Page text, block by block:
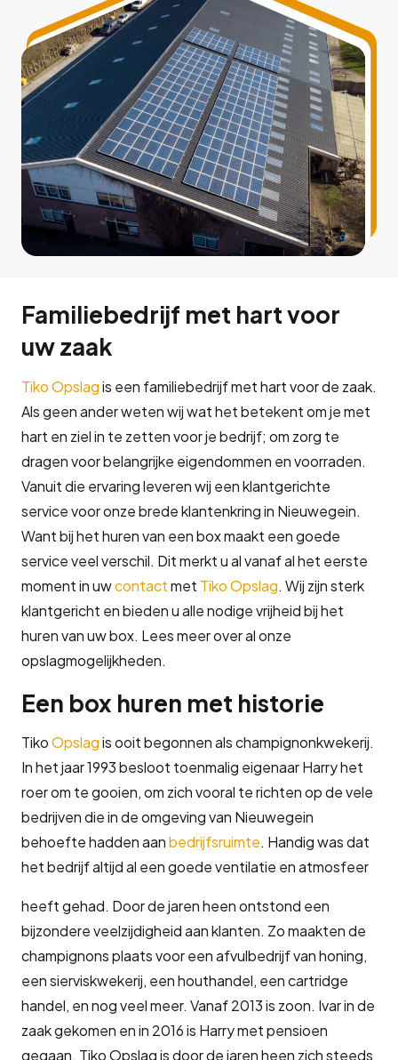
Familiebedrijf met hart voor
uw zaak
Tiko Opslagis een familiebedrijf met hart voor de zaak.
Als geen ander weten wij wat het betekent om je met
hart en ziel in te zetten voor je bedrijf; om zorg te
dragen voor belangrijke eigendommen en voorraden.
Vanuit die ervaring leveren wij een klantgerichte
service voor onze brede klantenkring in Nieuwegein.
Want bij het huren van een box maakt een goede
service veel verschil. Dit merkt u al vanaf al het eerste
moment in uwcontactmet Tiko Opslag. Wij zijn sterk
klantgericht en bieden u alle nodige vrijheid bij het
huren van uw box. Lees meer over al onze
opslagmogelijkheden.
Een box huren met historie
TikoOpslagis ooit begonnen als champignonkwekerij.
In het jaar 1993 besloot toenmalig eigenaar Harry het
roer om te gooien, om zich vooral te richten op de vele
bedrijven die in de omgeving van Nieuwegein
behoefte hadden aanbedrijfsruimte. Handig was dat
het bedrijf altijd al een goede ventilatie en atmosfeer
heeft gehad. Door de jaren heen ontstond een
bijzondere veelzijdigheid aan klanten. Zo maakten de
champignons plaats voor een afvulbedrijf van honing,
een sierviskwekerij, een houthandel, een cartridge
handel, en nog veel meer. Vanaf 2013 is zoon. Ivar in de
zaak gekomen en in 2016 is Harry met pensioen
gegaan. Tiko Opslag is door de jaren heen zich steeds